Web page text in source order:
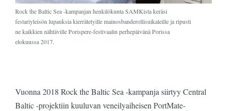
Rock the Baltic Sea -kampanjan henkilökunta SAMKista keräsi
festariyleisön lupauksia kierrätetyille mainosbanderollisuikaleille ja ripusti
ne kaikkien nähtäville Porispere-festivaalin perhepäivänä Porissa
elokuussa 2017.
Vuonna 2018 Rock the Baltic Sea -kampanja siirtyy Central
Baltic -projektiin kuuluvan veneilyaiheisen PortMate-